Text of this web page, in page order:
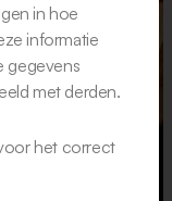
in hoe
informatie
gegevens
met derden.
het correct